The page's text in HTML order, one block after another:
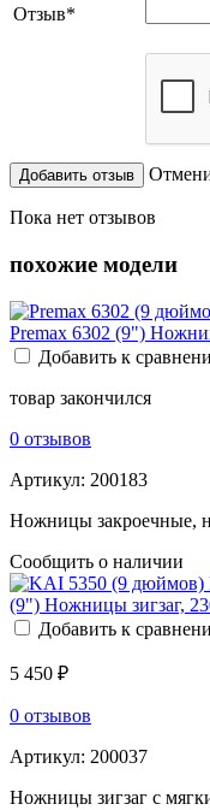
Отзыв*
Пока нет отзывов
похожие модели
Premax 6302 (9")
Добавить к
товар закончился
0 отзывов
Артикул: 200183
Ножницы закроечные,
Сообщить о наличии
(9") Ножницы зигзаг,
Добавить к
5 450 ₽
0 отзывов
Артикул: 200037
Ножницы зигзаг с